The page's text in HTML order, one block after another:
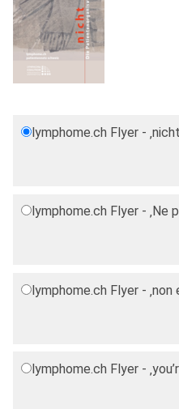
lymphome.ch Flyer -
lymphome.ch Flyer - ‚Ne
lymphome.ch Flyer - ‚non
lymphome.ch Flyer -